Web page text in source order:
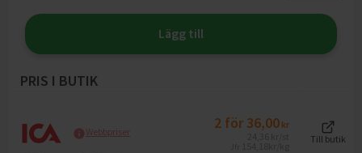
Lägg till
PRIS I BUTIK
Webbpriser 2 för 36,00 kr
Till butik